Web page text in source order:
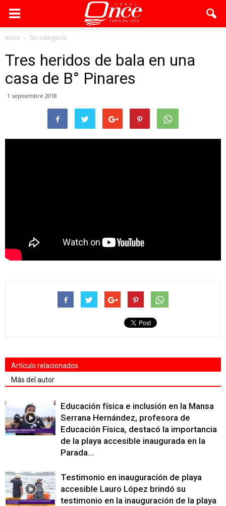
Inicio Sin categoría
Tres heridos de bala en una
casa de B° Pinares
1 septiembre 2018
Artículo relacionados
Más del autor
Educación física e inclusión en la Mansa
Serrana Hernández, profesora de
Educación Física, destacó la importancia
de la playa accesible inaugurada en la
Parada...
Testimonio en inauguración de playa
accesible Lauro López brindó su
testimonio en la inauguración de la playa